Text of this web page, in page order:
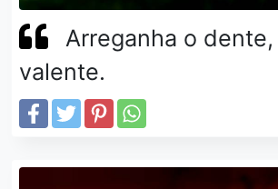
Arreganha o
valente.